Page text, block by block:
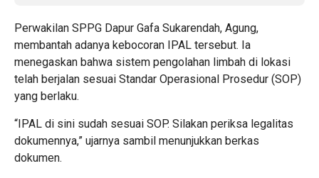
Perwakilan SPPG Dapur Gafa Sukarendah, Agung,
membantah adanya kebocoran IPAL tersebut. Ia
menegaskan bahwa sistem pengolahan limbah di lokasi
telah berjalan sesuai Standar Operasional Prosedur (SOP)
yang berlaku.
“IPAL di sini sudah sesuai SOP. Silakan periksa legalitas
dokumennya,” ujarnya sambil menunjukkan berkas
dokumen.